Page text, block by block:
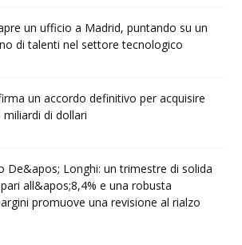
un ufficio a Madrid, puntando su un
di talenti nel settore tecnologico
un accordo definitivo per acquisire
di dollari
De&apos; Longhi: un trimestre di solida
all&apos;8,4% e una robusta
promuove una revisione al rialzo